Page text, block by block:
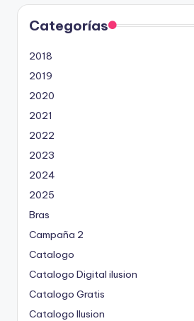
Categorías
2018
2019
2020
2021
2022
2023
2024
2025
Bras
Campaña 2
Catalogo
Catalogo Digital ilusion
Catalogo Gratis
Catalogo Ilusion